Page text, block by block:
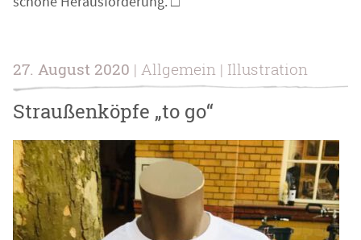
27. August 2020 | Allgemein | Illustration
Straußenköpfe „to go“